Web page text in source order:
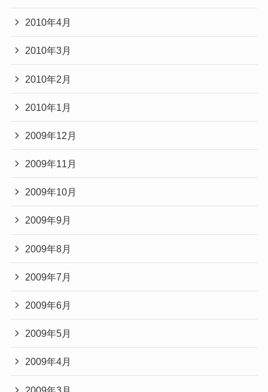
2010年4月
2010年3月
2010年2月
2010年1月
2009年12月
2009年11月
2009年10月
2009年9月
2009年8月
2009年7月
2009年6月
2009年5月
2009年4月